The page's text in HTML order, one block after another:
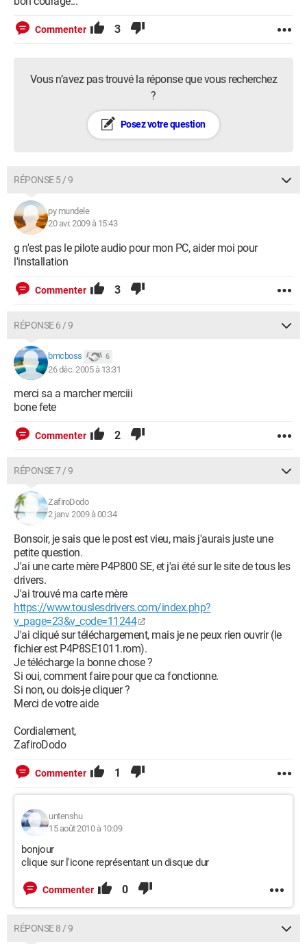
Commenter 3
Vous n’avez pas trouvé la réponse que vous recherchez
?
Posez votre question
RÉPONSE 5 / 9
py mundele
20 avr. 2009 à 15:43
g n'est pas le pilote audio pour mon PC, aider moi pour
l'installation
Commenter 3
RÉPONSE 6 / 9
bmcboss 6
26 déc. 2005 à 13:31
merci sa a marcher merciii
bone fete
Commenter 2
RÉPONSE 7 / 9
ZafiroDodo
2 janv. 2009 à 00:34
Bonsoir, je sais que le post est vieu, mais j'aurais juste une
petite question.
J'ai une carte mère P4P800 SE, et j'ai été sur le site de tous les
drivers.
J'ai trouvé ma carte mère
https://www.touslesdrivers.com/index.php?
v_page=23&v_code=11244
J'ai cliqué sur téléchargement, mais je ne peux rien ouvrir (le
fichier est P4P8SE1011.rom).
Je télécharge la bonne chose ?
Si oui, comment faire pour que ca fonctionne.
Si non, ou dois-je cliquer ?
Merci de votre aide
Cordialement,
ZafiroDodo
Commenter 1
untenshu
15 août 2010 à 10:09
bonjour
clique sur l'icone représentant un disque dur
Commenter 0
RÉPONSE 8 / 9